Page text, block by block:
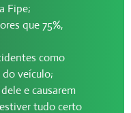
Fipe;
que 75%,
como
veículo;
e causarem
tudo certo